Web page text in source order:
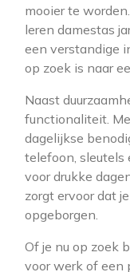
mooier te
leren damestas
een verstandige
op zoek is naar
Naast
functionaliteit.
dagelijkse
telefoon, sleutels
voor drukke
zorgt ervoor dat
opgeborgen.
Of je nu op zoek
voor werk of een